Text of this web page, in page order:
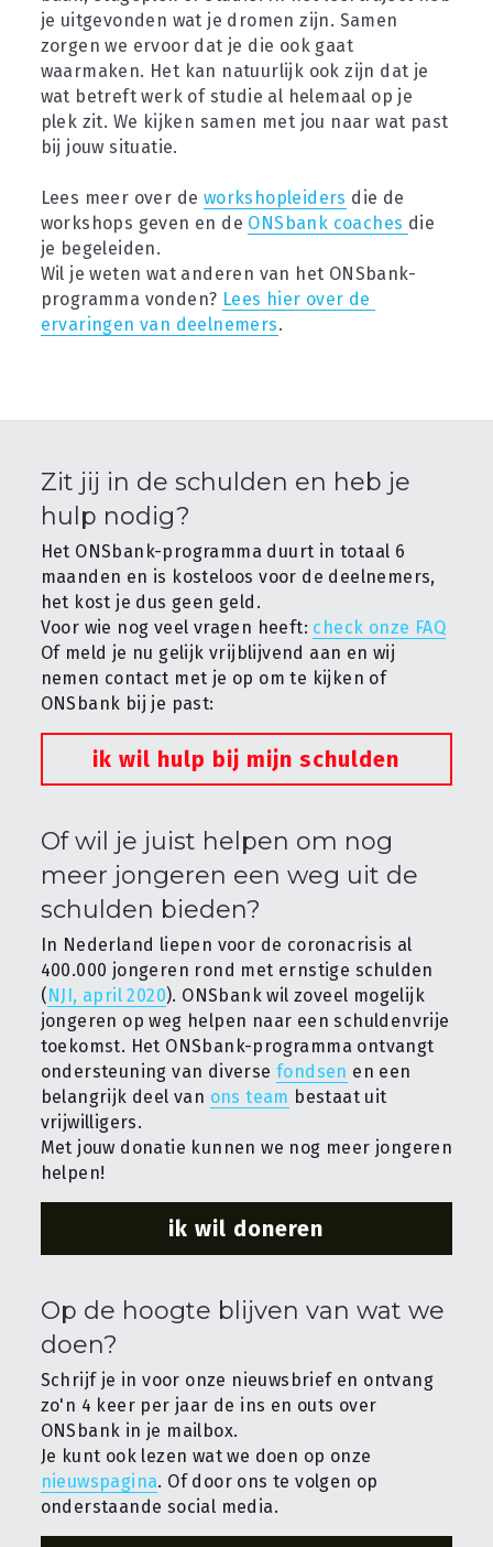
je uitgevonden wat je dromen zijn. Samen
zorgen we ervoor dat je die ook gaat
waarmaken. Het kan natuurlijk ook zijn dat je
wat betreft werk of studie al helemaal op je
plek zit. We kijken samen met jou naar wat past
bij jouw situatie.
Lees meer over de workshopleiders die de
workshops geven en de ONSbank coaches die
je begeleiden.
Wil je weten wat anderen van het ONSbank-
programma vonden? Lees hier over de
ervaringen van deelnemers.
Zit jij in de schulden en heb je
hulp nodig?
Het ONSbank-programma duurt in totaal 6
maanden en is kosteloos voor de deelnemers,
het kost je dus geen geld.
Voor wie nog veel vragen heeft: check onze FAQ
Of meld je nu gelijk vrijblijvend aan en wij
nemen contact met je op om te kijken of
ONSbank bij je past:
ik wil hulp bij mijn schulden
Of wil je juist helpen om nog
meer jongeren een weg uit de
schulden bieden?
In Nederland liepen voor de coronacrisis al
400.000 jongeren rond met ernstige schulden
(NJI, april 2020). ONSbank wil zoveel mogelijk
jongeren op weg helpen naar een schuldenvrije
toekomst. Het ONSbank-programma ontvangt
ondersteuning van diverse fondsen en een
belangrijk deel van ons team bestaat uit
vrijwilligers.
Met jouw donatie kunnen we nog meer jongeren
helpen!
ik wil doneren
Op de hoogte blijven van wat we
doen?
Schrijf je in voor onze nieuwsbrief en ontvang
zo'n 4 keer per jaar de ins en outs over
ONSbank in je mailbox.
nieuwspagina. Of door ons te volgen op
onderstaande social media.